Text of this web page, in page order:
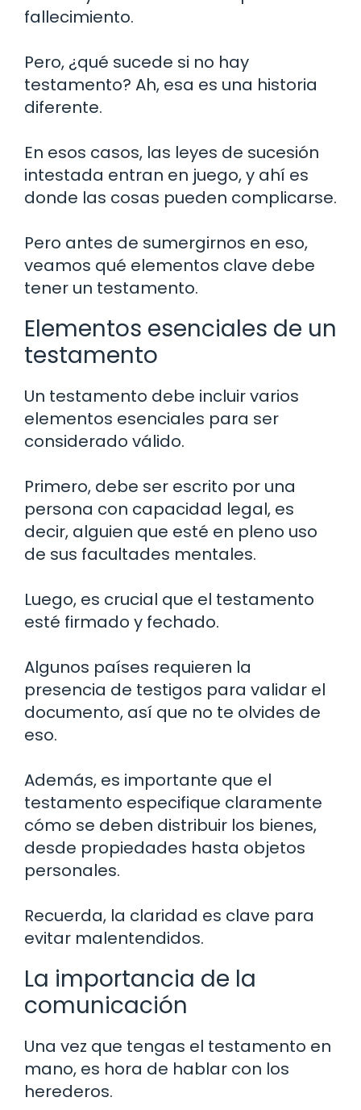
fallecimiento.
Pero, ¿qué sucede si no hay
testamento? Ah, esa es una historia
diferente.
En esos casos, las leyes de sucesión
intestada entran en juego, y ahí es
donde las cosas pueden complicarse.
Pero antes de sumergirnos en eso,
veamos qué elementos clave debe
tener un testamento.
Elementos esenciales de un
testamento
Un testamento debe incluir varios
elementos esenciales para ser
considerado válido.
Primero, debe ser escrito por una
persona con capacidad legal, es
decir, alguien que esté en pleno uso
de sus facultades mentales.
Luego, es crucial que el testamento
esté firmado y fechado.
Algunos países requieren la
presencia de testigos para validar el
documento, así que no te olvides de
eso.
Además, es importante que el
testamento especifique claramente
cómo se deben distribuir los bienes,
desde propiedades hasta objetos
personales.
Recuerda, la claridad es clave para
evitar malentendidos.
La importancia de la
comunicación
Una vez que tengas el testamento en
mano, es hora de hablar con los
herederos.